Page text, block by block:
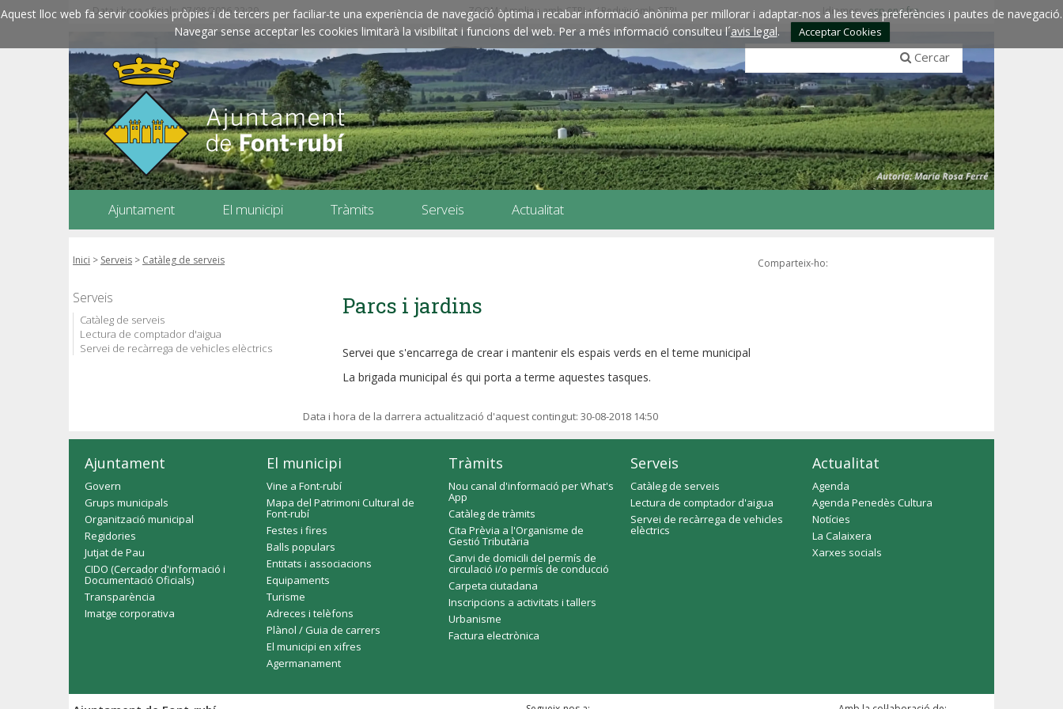
Aquest lloc web fa servir cookies pròpies i de tercers per faciliar-te una experiència de navegació òptima i recabar informació anònima per millorar i adaptar-nos a les teves preferències i pautes de navegació.
Navegar sense acceptar les cookies limitarà la visibilitat i funcions del web. Per a més informació consulteu l´avis legal. Acceptar Cookies
Data i hora oficials: 07/08/2026 22:29 ZOOM: Amplieu amb CTRL+ / Reduïu amb CTRL- Idiomes:esp engfra
Cercar
Ajuntament El municipi Tràmits Serveis Actualitat
Inici > Serveis > Catàleg de serveis Comparteix-ho:
Serveis
Catàleg de serveis
Lectura de comptador d'aigua
Servei de recàrrega de vehicles elèctrics
Parcs i jardins
Servei que s'encarrega de crear i mantenir els espais verds en el teme municipal
La brigada municipal és qui porta a terme aquestes tasques.
Data i hora de la darrera actualització d'aquest contingut:30-08-2018 14:50
Ajuntament
Govern
Grups municipals
Organització municipal
Regidories
Jutjat de Pau
CIDO (Cercador d'informació i
Documentació Oficials)
Transparència
Imatge corporativa
El municipi
Vine a Font-rubí
Mapa del Patrimoni Cultural de
Font-rubí
Festes i fires
Balls populars
Entitats i associacions
Equipaments
Turisme
Adreces i telèfons
Plànol / Guia de carrers
El municipi en xifres
Agermanament
Tràmits
Nou canal d'informació per What's
App
Catàleg de tràmits
Cita Prèvia a l'Organisme de
Gestió Tributària
Canvi de domicili del permís de
circulació i/o permís de conducció
Carpeta ciutadana
Inscripcions a activitats i tallers
Urbanisme
Factura electrònica
Serveis
Catàleg de serveis
Lectura de comptador d'aigua
Servei de recàrrega de vehicles
elèctrics
Actualitat
Agenda
Agenda Penedès Cultura
Notícies
La Calaixera
Xarxes socials